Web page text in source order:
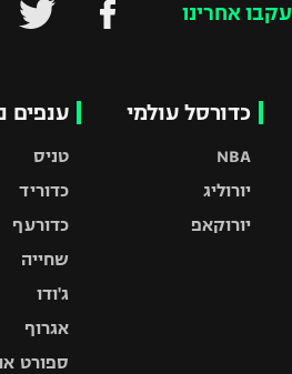
עקבו אחרינו
כדורסל עולמי
NBA
יורוליג
יורוקאפ
ענפים
טניס
כדוריד
כדורעף
שחייה
ג'ודו
אגרוף
ספורט